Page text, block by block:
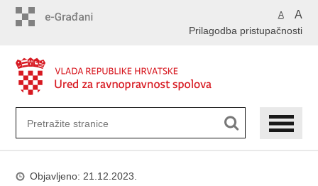
A A
Prilagodba pristupačnosti
Objavljeno: 21.12.2023.